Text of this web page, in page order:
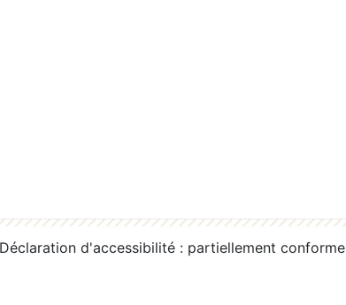
Déclaration d'accessibilité : partiellement conforme